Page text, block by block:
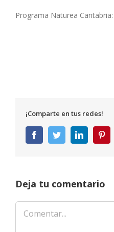
Programa Naturea Cantabria:
¡Comparte en tus redes!
FacebookTwitterLinkedIn
Deja tu comentario
Comentar